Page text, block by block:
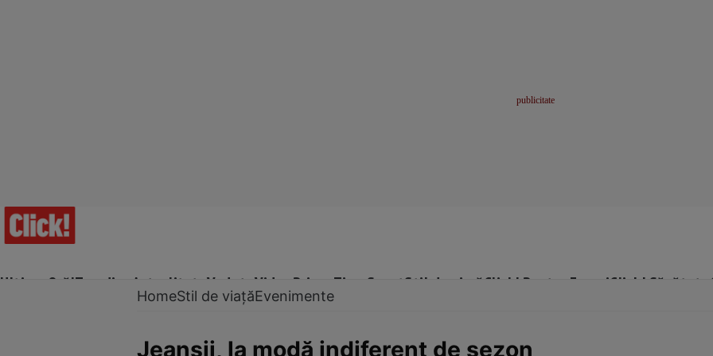
Ultima Oră!Trending Actualitate Vedete Video Prime Time SportStil de viațăClick! Pentru FemeiClick! Sănătate
HomeStil de viațăEvenimente
Jeanşii, la modă indiferent de sezon